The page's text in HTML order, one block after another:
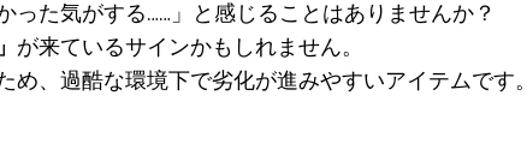
た気がする……」と感じることはありませんか？
が来ているサインかもしれません。
、過酷な環境下で劣化が進みやすいアイテムです。